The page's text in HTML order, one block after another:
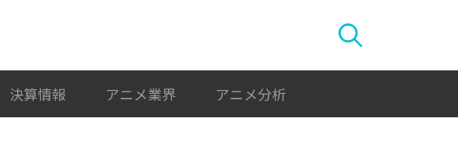
決算情報 アニメ業界 アニメ分析